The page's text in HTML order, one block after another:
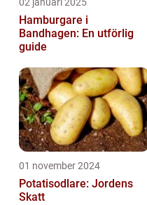
Hamburgare i
Bandhagen: En utförlig
guide
01 november 2024
Potatisodlare: Jordens
Skatt